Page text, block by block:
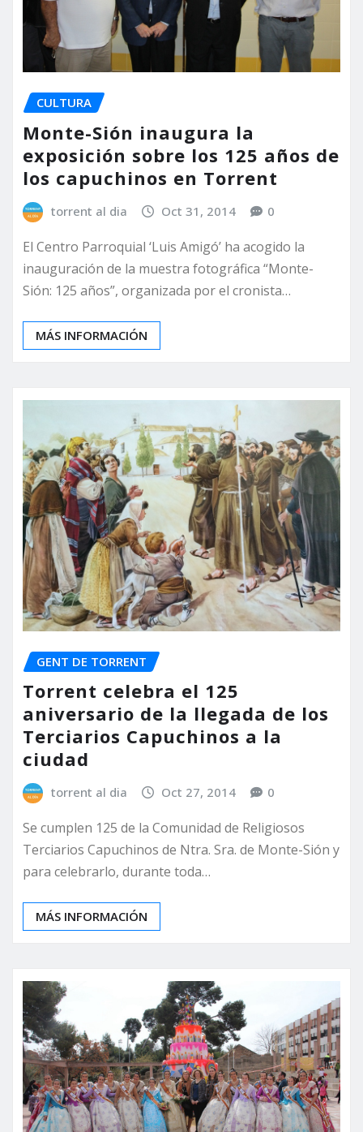
CULTURA
Monte-Sión inaugura la
exposición sobre los 125 años de
los capuchinos en Torrent
torrent al dia Oct 31, 2014 0
El Centro Parroquial ‘Luis Amigó’ ha acogido la
inauguración de la muestra fotográfica “Monte-
Sión: 125 años”, organizada por el cronista…
MÁS INFORMACIÓN
GENT DE TORRENT
Torrent celebra el 125
aniversario de la llegada de los
Terciarios Capuchinos a la
ciudad
torrent al dia Oct 27, 2014 0
Se cumplen 125 de la Comunidad de Religiosos
Terciarios Capuchinos de Ntra. Sra. de Monte-Sión y
para celebrarlo, durante toda…
MÁS INFORMACIÓN